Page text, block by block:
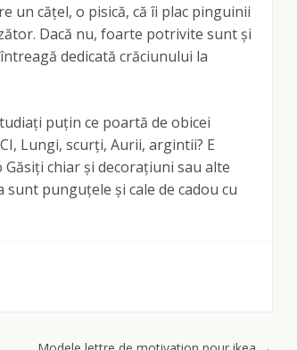
un cățel, o pisică, că îi plac pinguinii
Dacă nu, foarte potrivite sunt și
dedicată crăciunului la
puțin ce poartă de obicei
Lungi, scurți, Aurii, argintii? E
chiar și decorațiuni sau alte
punguțele și cale de cadou cu